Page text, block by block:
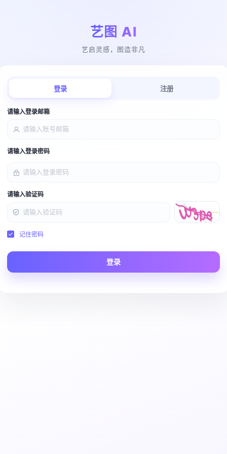
艺图 AI
艺启灵感，图造非凡
登录 注册
请输入登录邮箱
请输入登录密码
请输入验证码
记住密码
登录